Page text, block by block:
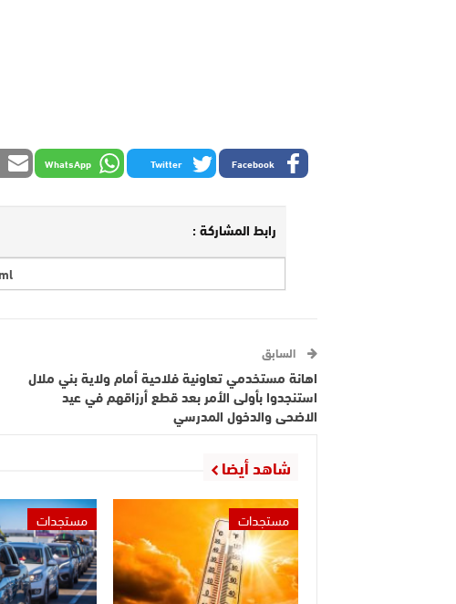
Facebook
Twitter
WhatsApp
رابط المشاركة :
السابق
اهانة مستخدمي تعاونية فلاحية أمام ولاية بني ملال
استنجدوا بأولى الأمر بعد قطع أرزاقهم في عيد
الاضحى والدخول المدرسي
شاهد أيضا
مستجدات مستجدات